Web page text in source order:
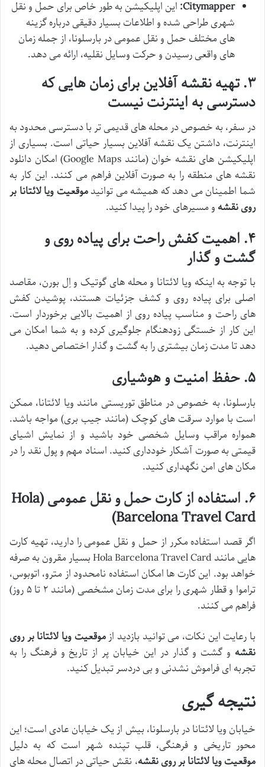
Citymapper: این اپلیکیشن به طور خاص برای حمل و نقل
شهری طراحی شده و اطلاعات بسیار دقیقی درباره گزینه
های مختلف حمل و نقل عمومی در بارسلونا، از جمله زمان
های واقعی رسیدن و حرکت وسایل نقلیه، ارائه می دهد.
۳. تهیه نقشه آفلاین برای زمان هایی که
دسترسی به اینترنت نیست
در سفر، به خصوص در محله های قدیمی تر با دسترسی محدود به
اینترنت، داشتن یک نقشه آفلاین بسیار حیاتی است. بسیاری از
اپلیکیشن های نقشه خوان (مانند Google Maps) امکان دانلود
نقشه های منطقه را به صورت آفلاین فراهم می کنند. این کار به
شما اطمینان می دهد که همیشه می توانیدموقعیت ویا لائتانا بر
روی نقشه و مسیرهای خود را پیدا کنید.
۴. اهمیت کفش راحت برای پیاده روی و
گشت و گذار
با توجه به اینکه ویا لائتانا و محله های گوتیک و اِل بورن، مقاصد
اصلی برای پیاده روی و کشف جزئیات هستند، پوشیدن کفش
های راحت و مناسب پیاده روی از اهمیت بالایی برخوردار است.
این کار از خستگی زودهنگام جلوگیری کرده و به شما امکان می
دهد تا مدت زمان بیشتری را به گشت و گذار اختصاص دهید.
۵. حفظ امنیت و هوشیاری
بارسلونا، به خصوص در مناطق توریستی مانند ویا لائتانا، ممکن
است با موارد سرقت های کوچک (مانند جیب بری) مواجه باشد.
همواره مراقب وسایل شخصی خود باشید و از نمایش اشیای
قیمتی به صورت آشکار خودداری کنید. اسناد مهم و پول نقد را در
مکان های امن نگهداری کنید.
۶. استفاده از کارت حمل و نقل عمومی (Hola
Barcelona Travel Card)
اگر قصد استفاده مکرر از حمل و نقل عمومی را دارید، تهیه کارت
هایی مانند Hola Barcelona Travel Card بسیار مقرون به صرفه
خواهد بود. این کارت ها امکان استفاده نامحدود از مترو، اتوبوس،
تراموا و قطار شهری را برای مدت زمان مشخصی (مانند ۲ تا ۵ روز)
فراهم می کنند.
با رعایت این نکات، می توانید بازدید ازموقعیت ویا لائتانا بر روی
نقشه و گشت و گذار در این خیابان پر از تاریخ و فرهنگ را به
تجربه ای فراموش نشدنی و بی دردسر تبدیل کنید.
نتیجه گیری
خیابان ویا لائتانا در بارسلونا، بیش از یک خیابان عادی است؛ این
محور تاریخی و فرهنگی، قلب تپنده شهر است که به دلیل
موقعیت ویا لائتانا بر روی نقشه، نقش حیاتی در اتصال محله های